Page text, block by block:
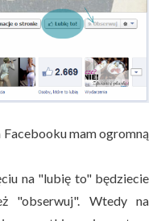
mam ogromną
na "lubię to" będziecie
"obserwuj". Wtedy na